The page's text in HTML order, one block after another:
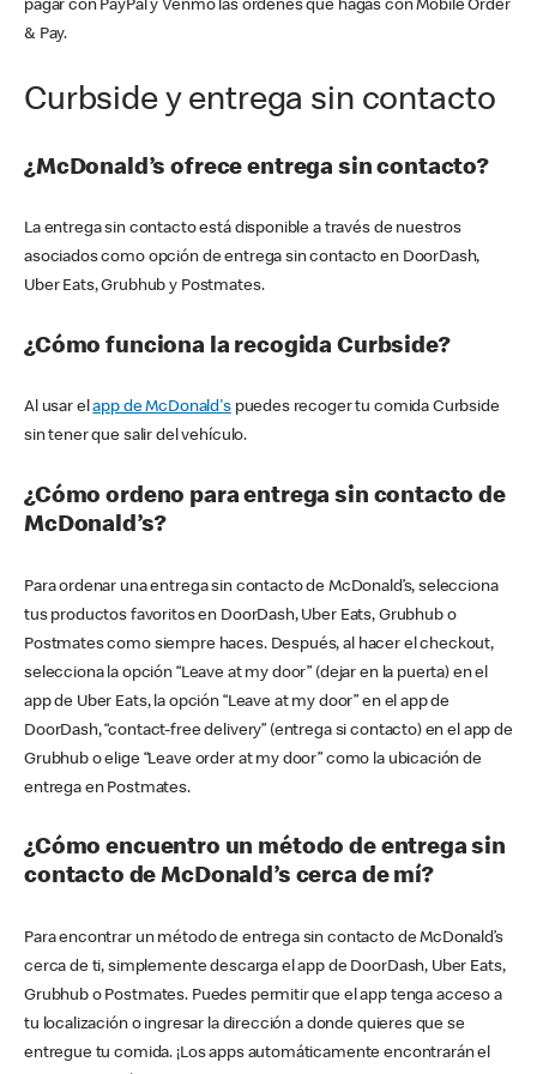
pagar con PayPal y Venmo las órdenes que hagas con Mobile Order
& Pay.
Curbside y entrega sin contacto
¿McDonald’s ofrece entrega sin contacto?
La entrega sin contacto está disponible a través de nuestros
asociados como opción de entrega sin contacto en DoorDash,
Uber Eats, Grubhub y Postmates.
¿Cómo funciona la recogida Curbside?
Al usar elapp de McDonald'spuedes recoger tu comida Curbside
sin tener que salir del vehículo.
¿Cómo ordeno para entrega sin contacto de
McDonald’s?
Para ordenar una entrega sin contacto de McDonald’s, selecciona
tus productos favoritos en DoorDash, Uber Eats, Grubhub o
Postmates como siempre haces. Después, al hacer el checkout,
selecciona la opción “Leave at my door” (dejar en la puerta) en el
app de Uber Eats, la opción “Leave at my door” en el app de
DoorDash, “contact-free delivery” (entrega si contacto) en el app de
Grubhub o elige “Leave order at my door” como la ubicación de
entrega en Postmates.
¿Cómo encuentro un método de entrega sin
contacto de McDonald’s cerca de mí?
Para encontrar un método de entrega sin contacto de McDonald’s
cerca de ti, simplemente descarga el app de DoorDash, Uber Eats,
Grubhub o Postmates. Puedes permitir que el app tenga acceso a
tu localización o ingresar la dirección a donde quieres que se
entregue tu comida. ¡Los apps automáticamente encontrarán el